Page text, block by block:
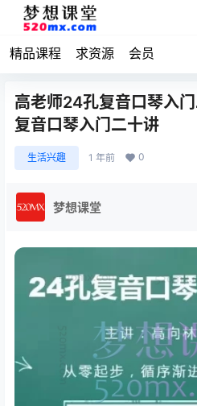
精品课程 求资源 会员
高老师24孔复音口琴入
复音口琴入门二十讲
生活兴趣 1 年前 0
梦想课堂